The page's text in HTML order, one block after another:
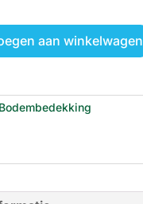
aan winkelwagen
Bodembedekking